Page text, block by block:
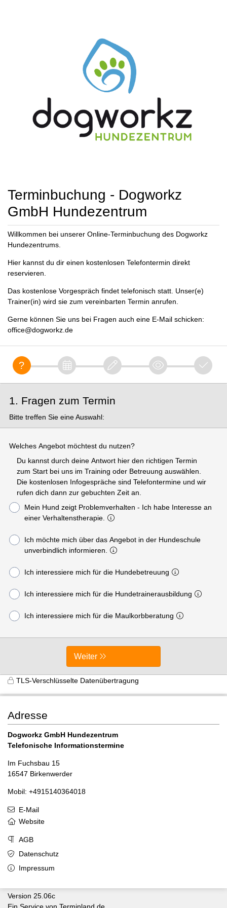
Terminbuchung - Dogworkz
GmbH Hundezentrum
Willkommen bei unserer Online-Terminbuchung des Dogworkz
Hundezentrums.
Hier kannst du dir einen kostenlosen Telefontermin direkt
reservieren.
Das kostenlose Vorgespräch findet telefonisch statt. Unser(e)
Trainer(in) wird sie zum vereinbarten Termin anrufen.
Gerne können Sie uns bei Fragen auch eine E-Mail schicken:
office@dogworkz.de
1. Fragen zum Termin
Bitte treffen Sie eine Auswahl:
Welches Angebot möchtest du nutzen?
Du kannst durch deine Antwort hier den richtigen Termin
zum Start bei uns im Training oder Betreuung auswählen.
Die kostenlosen Infogespräche sind Telefontermine und wir
rufen dich dann zur gebuchten Zeit an.
Mein Hund zeigt Problemverhalten - Ich habe Interesse an
einer Verhaltenstherapie.
Ich möchte mich über das Angebot in der Hundeschule
unverbindlich informieren.
Ich interessiere mich für die Hundebetreuung
Ich interessiere mich für die Hundetrainerausbildung
Ich interessiere mich für die Maulkorbberatung
Weiter
TLS-Verschlüsselte Datenübertragung
Adresse
Dogworkz GmbH Hundezentrum
Telefonische Informationstermine
Im Fuchsbau 15
16547 Birkenwerder
Mobil: +4915140364018
E-Mail
Website
AGB
Datenschutz
Impressum
Version 25.06c